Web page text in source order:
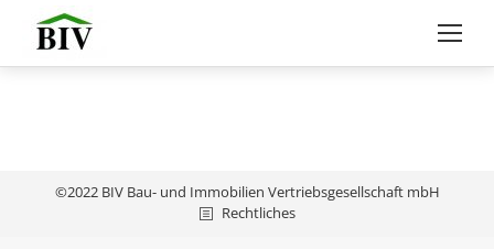
©2022 BIV Bau- und Immobilien Vertriebsgesellschaft mbH
Rechtliches